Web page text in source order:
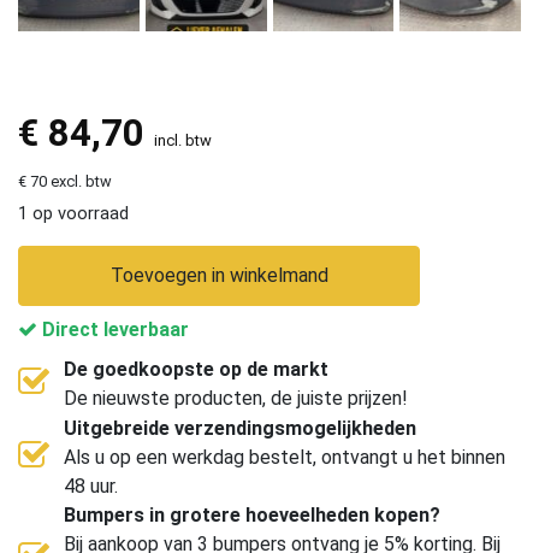
€ 84,70 incl. btw
€ 70 excl. btw
1 op voorraad
Toevoegen in winkelmand
Direct leverbaar
De goedkoopste op de markt
De nieuwste producten, de juiste prijzen!
Uitgebreide verzendingsmogelijkheden
Als u op een werkdag bestelt, ontvangt u het binnen
48 uur.
Bumpers in grotere hoeveelheden kopen?
Bij aankoop van 3 bumpers ontvang je 5% korting. Bij